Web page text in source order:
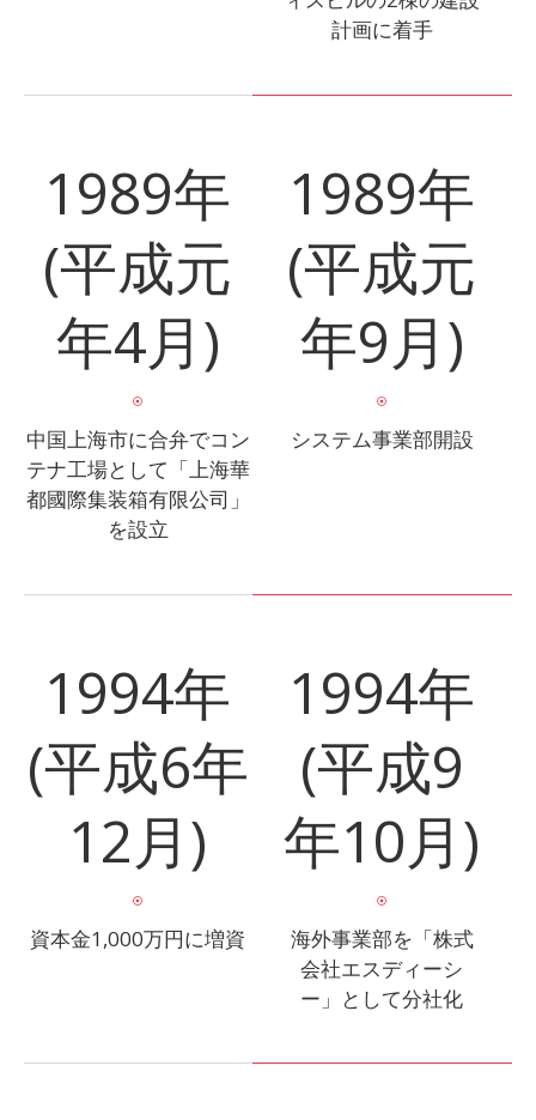
計画に着手
1989年
(平成元
年4月)
中国上海市に合弁でコン
テナ工場として「上海華
都國際集装箱有限公司」
を設立
1989年
(平成元
年9月)
システム事業部開設
1994年
(平成6年
12月)
資本金1,000万円に増資
1994年
(平成9
年10月)
海外事業部を「株式
会社エスディーシ
ー」として分社化